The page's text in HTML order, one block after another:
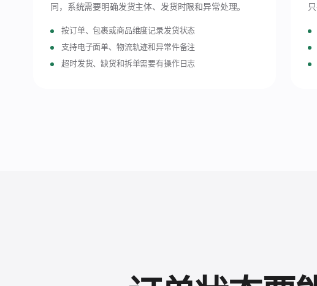
同，系统需要明确发货主体、发货时限和异常处理。
按订单、包裹或商品维度记录发货状态
支持电子面单、物流轨迹和异常件备注
超时发货、缺货和拆单需要有操作日志